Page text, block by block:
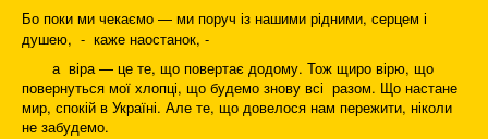
Бо поки ми чекаємо — ми поруч із нашими рідними, серцем і
душею, - каже наостанок, -
а віра — це те, що повертає додому. Тож щиро вірю, що
повернуться мої хлопці, що будемо знову всі разом. Що настане
мир, спокій в Україні. Але те, що довелося нам пережити, ніколи
не забудемо.